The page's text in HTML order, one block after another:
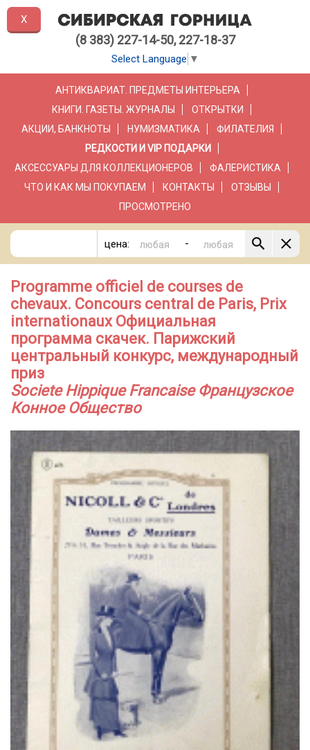
(8 383) 227-14-50, 227-18-37
Select Language ▼
АНТИКВАРИАТ. ПРЕДМЕТЫ ИНТЕРЬЕРА
КНИГИ. ГАЗЕТЫ. ЖУРНАЛЫ
ОТКРЫТКИ
АКЦИИ, БАНКНОТЫ
НУМИЗМАТИКА
ФИЛАТЕЛИЯ
РЕДКОСТИ И VIP ПОДАРКИ
АКСЕССУАРЫ ДЛЯ КОЛЛЕКЦИОНЕРОВ
ФАЛЕРИСТИКА
ЧТО И КАК МЫ ПОКУПАЕМ
КОНТАКТЫ
ОТЗЫВЫ
ПРОСМОТРЕНО
цена: -
Programme officiel de courses de
chevaux. Concours central de Paris, Prix
internationaux Официальная
программа скачек. Парижский
центральный конкурс, международный
приз
Societe Hippique Francaise Французское
Конное Общество
X